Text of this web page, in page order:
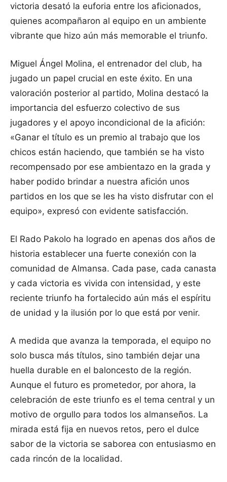
victoria desató la euforia entre los aficionados,
quienes acompañaron al equipo en un ambiente
vibrante que hizo aún más memorable el triunfo.
Miguel Ángel Molina, el entrenador del club, ha
jugado un papel crucial en este éxito. En una
valoración posterior al partido, Molina destacó la
importancia del esfuerzo colectivo de sus
jugadores y el apoyo incondicional de la afición:
«Ganar el título es un premio al trabajo que los
chicos están haciendo, que también se ha visto
recompensado por ese ambientazo en la grada y
haber podido brindar a nuestra afición unos
partidos en los que se les ha visto disfrutar con el
equipo», expresó con evidente satisfacción.
El Rado Pakolo ha logrado en apenas dos años de
historia establecer una fuerte conexión con la
comunidad de Almansa. Cada pase, cada canasta
y cada victoria es vivida con intensidad, y este
reciente triunfo ha fortalecido aún más el espíritu
de unidad y la ilusión por lo que está por venir.
A medida que avanza la temporada, el equipo no
solo busca más títulos, sino también dejar una
huella durable en el baloncesto de la región.
Aunque el futuro es prometedor, por ahora, la
celebración de este triunfo es el tema central y un
motivo de orgullo para todos los almanseños. La
mirada está fija en nuevos retos, pero el dulce
sabor de la victoria se saborea con entusiasmo en
cada rincón de la localidad.